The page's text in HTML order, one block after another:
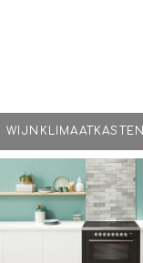
WIJNKLIMAATKASTEN